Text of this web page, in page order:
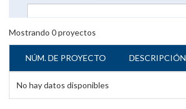
Mostrando 0proyectos
NÚM. DE PROYECTO DESCRIPCIÓN
No hay datos disponibles